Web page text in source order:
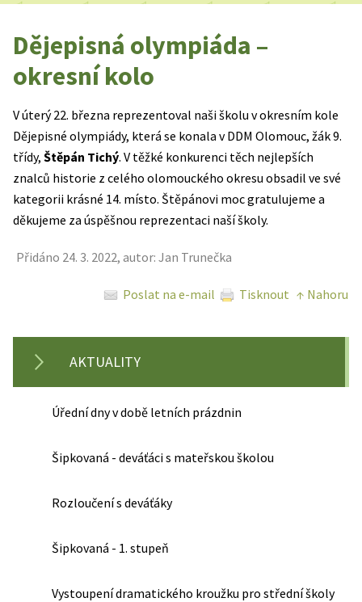
Dějepisná olympiáda –
okresní kolo
V úterý 22. března reprezentoval naši školu v okresním kole
Dějepisné olympiády, která se konala v DDM Olomouc, žák 9.
třídy, Štěpán Tichý. V těžké konkurenci těch nejlepších
znalců historie z celého olomouckého okresu obsadil ve své
kategorii krásné 14. místo. Štěpánovi moc gratulujeme a
děkujeme za úspěšnou reprezentaci naší školy.
Přidáno 24. 3. 2022, autor: Jan Trunečka
Poslat na e-mail Tisknout ↑ Nahoru
AKTUALITY
Úřední dny v době letních prázdnin
Šipkovaná - deváťáci s mateřskou školou
Rozloučení s deváťáky
Šipkovaná - 1. stupeň
Vystoupení dramatického kroužku pro střední školy